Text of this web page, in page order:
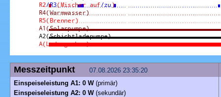
Messzeitpunkt
07.08.2026 23:35:20
Einspeiseleistung A1: 0 W (primär)
Einspeiseleistung A2: 0 W(sekundär)